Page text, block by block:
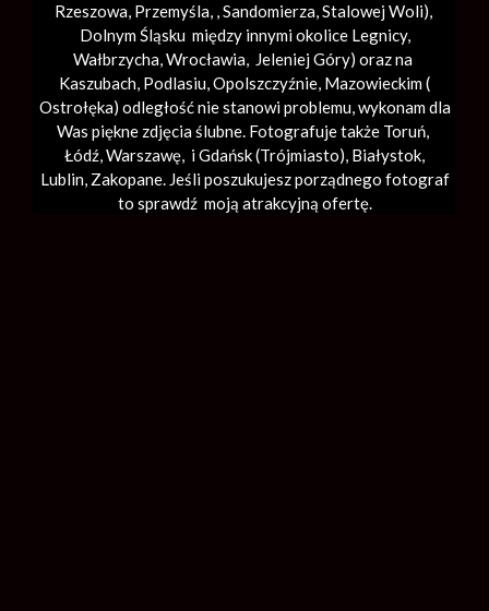
Rzeszowa, Przemyśla, ,Sandomierza,Stalowej Woli),
Dolnym Śląsku między innymi okolice Legnicy,
Wałbrzycha,Wrocławia, Jeleniej Góry) oraz na
Kaszubach, Podlasiu, Opolszczyźnie, Mazowieckim (
Ostrołęka) odległość nie stanowi problemu, wykonam dla
Was piękne zdjęcia ślubne. Fotografuje także Toruń,
Łódź,Warszawę, i Gdańsk (Trójmiasto), Białystok,
Lublin, Zakopane. Jeśli poszukujesz porządnego fotograf
to sprawdź moją atrakcyjną ofertę.